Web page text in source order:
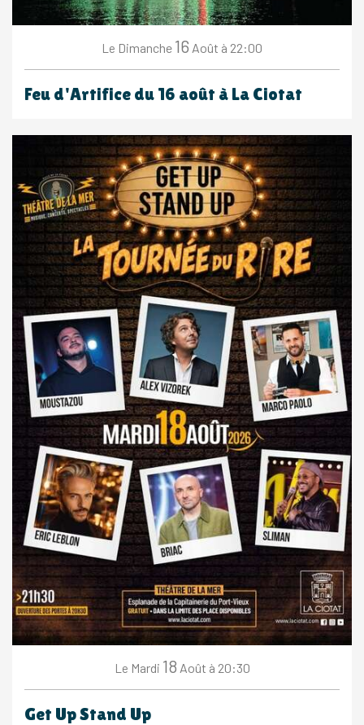
Le Dimanche 16 Août à 22:00
Feu d'Artifice du 16 août à La Ciotat
Le Mardi 18 Août à 20:30
Get Up Stand Up